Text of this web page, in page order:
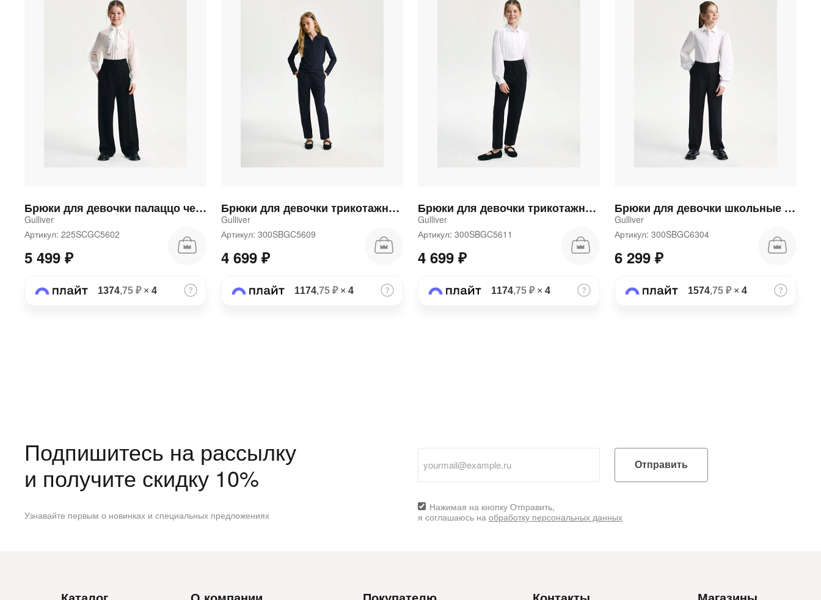
Брюки для девочки палаццо черные
Gulliver
Артикул: 225SCGC5602
5 499 ₽
1374,75 ₽× 4
Брюки для девочки трикотажные прямого кроя синие
Gulliver
Артикул: 300SBGC5609
4 699 ₽
1174,75 ₽× 4
Брюки для девочки трикотажные прямого кроя черные
Gulliver
Артикул: 300SBGC5611
4 699 ₽
1174,75 ₽× 4
Брюки для девочки школьные прямые синие
Gulliver
Артикул: 300SBGC6304
6 299 ₽
1574,75 ₽× 4
Подпишитесь на рассылку
и получите скидку 10%
Узнавайте первым о новинках и специальных предложениях
Отправить
Нажимая на кнопку Отправить,
я соглашаюсь на обработку персональных данных